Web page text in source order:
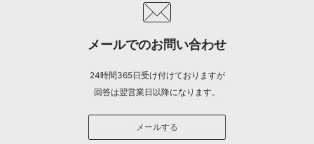
メールでのお問い合わせ
24時間365日受け付けておりますが
回答は翌営業日以降になります。
メールする